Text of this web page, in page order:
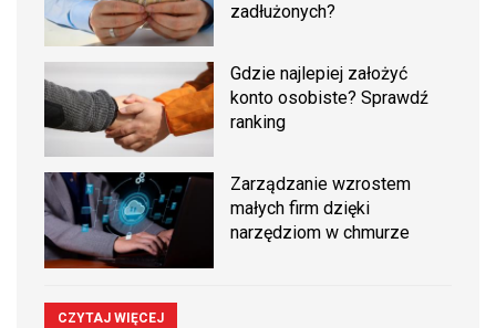
zadłużonych?
Gdzie najlepiej założyć
konto osobiste? Sprawdź
ranking
Zarządzanie wzrostem
małych firm dzięki
narzędziom w chmurze
CZYTAJ WIĘCEJ